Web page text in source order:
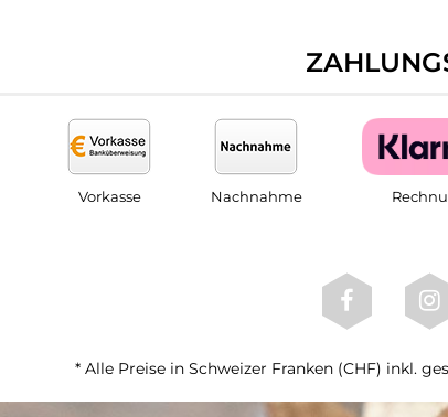
Vorkasse Nachnahme
* Alle Preise in Schweizer Franken (CHF) inkl.